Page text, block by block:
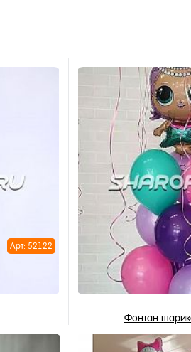
Арт: 52122
Фонтан